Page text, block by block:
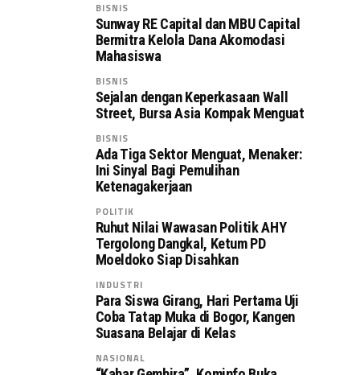
BISNIS
Sunway RE Capital dan MBU Capital
Bermitra Kelola Dana Akomodasi
Mahasiswa
BISNIS
Sejalan dengan Keperkasaan Wall
Street, Bursa Asia Kompak Menguat
BISNIS
Ada Tiga Sektor Menguat, Menaker:
Ini Sinyal Bagi Pemulihan
Ketenagakerjaan
POLITIK
Ruhut Nilai Wawasan Politik AHY
Tergolong Dangkal, Ketum PD
Moeldoko Siap Disahkan
INDUSTRI
Para Siswa Girang, Hari Pertama Uji
Coba Tatap Muka di Bogor, Kangen
Suasana Belajar di Kelas
NASIONAL